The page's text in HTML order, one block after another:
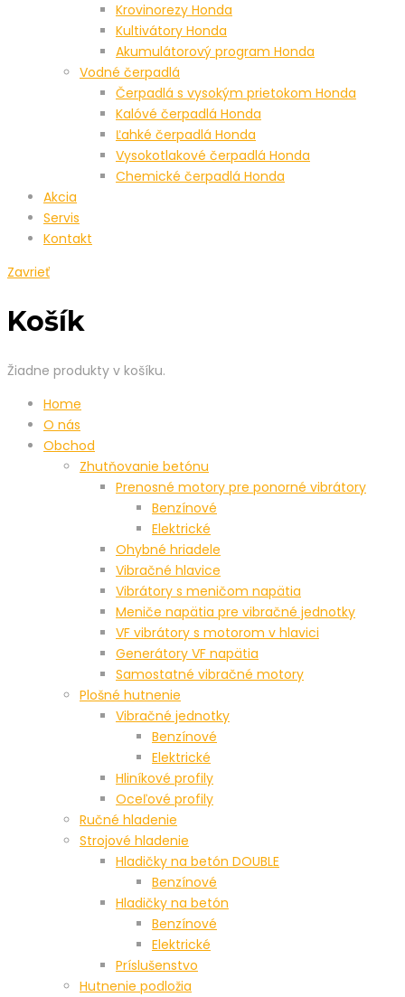
Krovinorezy Honda
Kultivátory Honda
Akumulátorový program Honda
Vodné čerpadlá
Čerpadlá s vysokým prietokom Honda
Kalóvé čerpadlá Honda
Ľahké čerpadlá Honda
Vysokotlakové čerpadlá Honda
Chemické čerpadlá Honda
Akcia
Servis
Kontakt
Zavrieť
Košík
Žiadne produkty v košíku.
Home
O nás
Obchod
Zhutňovanie betónu
Prenosné motory pre ponorné vibrátory
Benzínové
Elektrické
Ohybné hriadele
Vibračné hlavice
Vibrátory s meničom napätia
Meniče napätia pre vibračné jednotky
VF vibrátory s motorom v hlavici
Generátory VF napätia
Samostatné vibračné motory
Plošné hutnenie
Vibračné jednotky
Benzínové
Elektrické
Hliníkové profily
Oceľové profily
Ručné hladenie
Strojové hladenie
Hladičky na betón DOUBLE
Benzínové
Hladičky na betón
Benzínové
Elektrické
Príslušenstvo
Hutnenie podložia